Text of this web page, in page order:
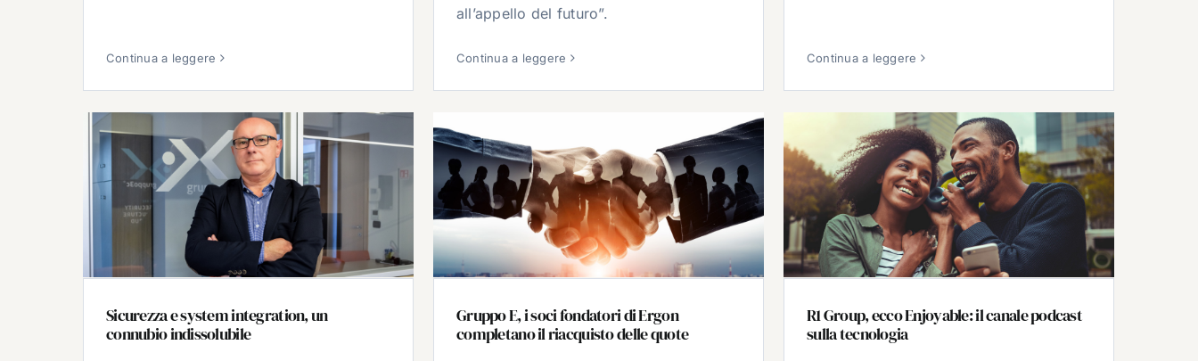
Continua a leggere
all’appello del futuro”.
Continua a leggere Continua a leggere
Sicurezza e system integration, un
connubio indissolubile
Gruppo E, i soci fondatori di Ergon
completano il riacquisto delle quote
R1 Group, ecco Enjoyable: il canale podcast
sulla tecnologia